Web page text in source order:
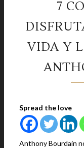
7
VIDA Y
Spread the love
Anthony Bourdain